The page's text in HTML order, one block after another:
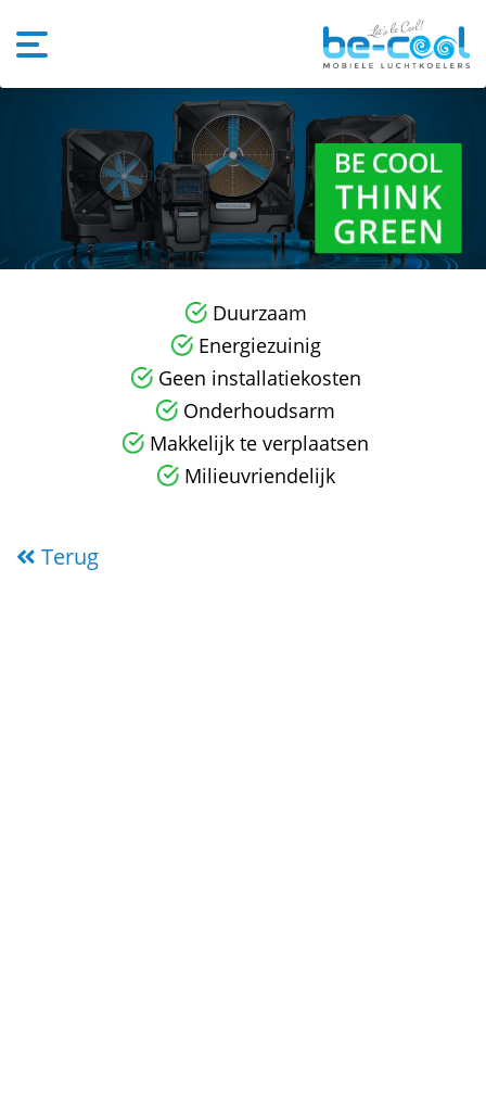
Duurzaam
Energiezuinig
Geen installatiekosten
Onderhoudsarm
Makkelijk te verplaatsen
Milieuvriendelijk
Terug